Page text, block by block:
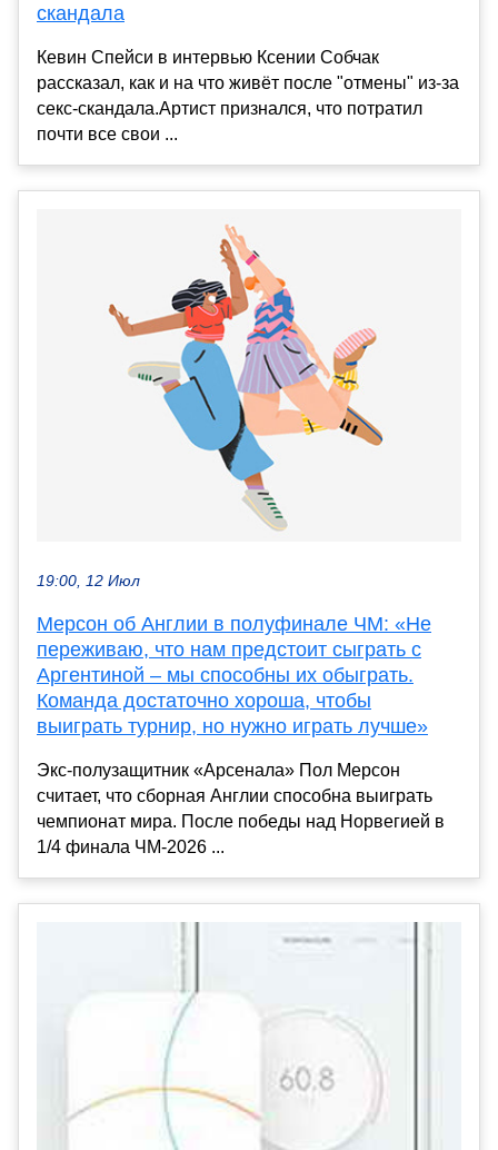
скандала
Кевин Спейси в интервью Ксении Собчак
рассказал, как и на что живёт после "отмены" из-за
секс-скандала.Артист признался, что потратил
почти все свои ...
19:00, 12 Июл
Мерсон об Англии в полуфинале ЧМ: «Не
переживаю, что нам предстоит сыграть с
Аргентиной – мы способны их обыграть.
Команда достаточно хороша, чтобы
выиграть турнир, но нужно играть лучше»
Экс-полузащитник «Арсенала» Пол Мерсон
считает, что сборная Англии способна выиграть
чемпионат мира. После победы над Норвегией в
1/4 финала ЧМ-2026 ...